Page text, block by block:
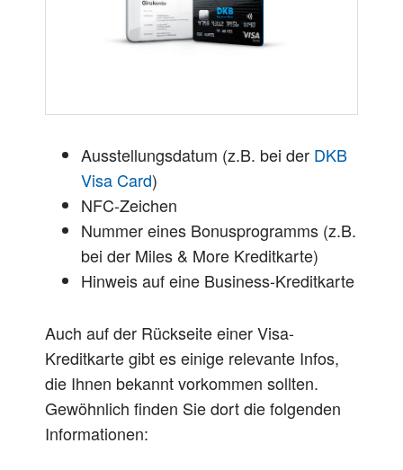
Ausstellungsdatum (z.B. bei der DKB
Visa Card)
NFC-Zeichen
Nummer eines Bonusprogramms (z.B.
bei der Miles & More Kreditkarte)
Hinweis auf eine Business-Kreditkarte
Auch auf der Rückseite einer Visa-
Kreditkarte gibt es einige relevante Infos,
die Ihnen bekannt vorkommen sollten.
Gewöhnlich finden Sie dort die folgenden
Informationen: